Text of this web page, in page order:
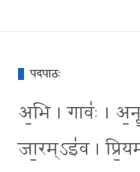
पदपाठः
अ॒भि । गावः॑ ।
जा॒रम्ऽइ॑व ।